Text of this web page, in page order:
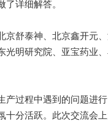
详细解答。
京舒泰神、北京鑫开元
光明研究院、亚宝药业
产过程中遇到的问题进
十分活跃。此次交流会